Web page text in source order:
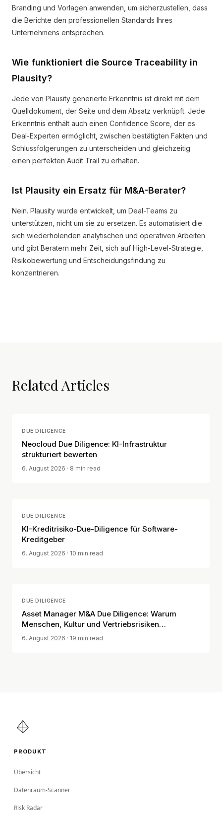
Branding und Vorlagen anwenden, um sicherzustellen, dass
die Berichte den professionellen Standards Ihres
Unternehmens entsprechen.
Wie funktioniert die Source Traceability in
Plausity?
Jede von Plausity generierte Erkenntnis ist direkt mit dem
Quelldokument, der Seite und dem Absatz verknüpft. Jede
Erkenntnis enthält auch einen Confidence Score, der es
Deal-Experten ermöglicht, zwischen bestätigten Fakten und
Schlussfolgerungen zu unterscheiden und gleichzeitig
einen perfekten Audit Trail zu erhalten.
Ist Plausity ein Ersatz für M&A-Berater?
Nein. Plausity wurde entwickelt, um Deal-Teams zu
unterstützen, nicht um sie zu ersetzen. Es automatisiert die
sich wiederholenden analytischen und operativen Arbeiten
und gibt Beratern mehr Zeit, sich auf High-Level-Strategie,
Risikobewertung und Entscheidungsfindung zu
konzentrieren.
Related Articles
DUE DILIGENCE
Neocloud Due Diligence: KI-Infrastruktur
strukturiert bewerten
6. August 2026 · 8 min read
DUE DILIGENCE
KI-Kreditrisiko-Due-Diligence für Software-
Kreditgeber
6. August 2026 · 10 min read
DUE DILIGENCE
Asset Manager M&A Due Diligence: Warum
Menschen, Kultur und Vertriebsrisiken
entscheidend sind
6. August 2026 · 19 min read
PRODUKT
Übersicht
Datenraum-Scanner
Risk Radar